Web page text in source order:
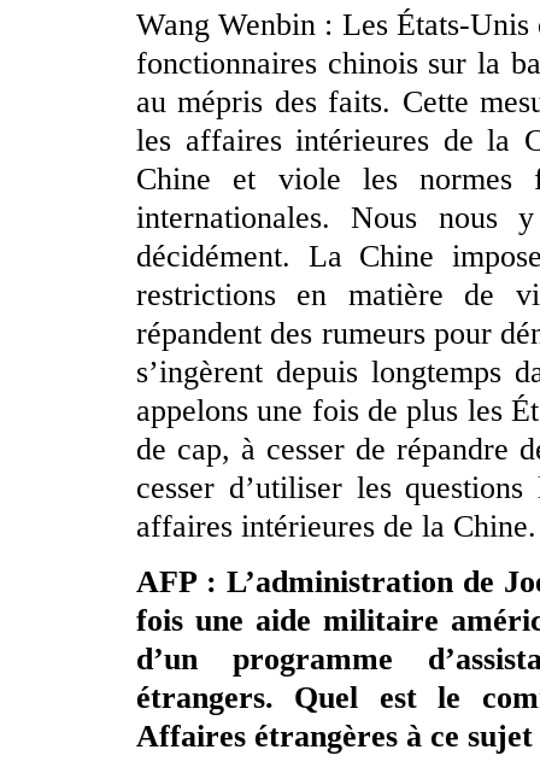
Wang Wenbin : Les États-Unis
fonctionnaires chinois sur la
au mépris des faits. Cette
les affaires intérieures de la
Chine et viole les normes
internationales. Nous nous
décidément. La Chine
restrictions en matière de
répandent des rumeurs pour
s’ingèrent depuis longtemps
appelons une fois de plus les
de cap, à cesser de répandre
cesser d’utiliser les
affaires intérieures de la Chine.
AFP : L’administration de
fois une aide militaire
d’un programme
étrangers. Quel est le
Affaires étrangères à ce sujet